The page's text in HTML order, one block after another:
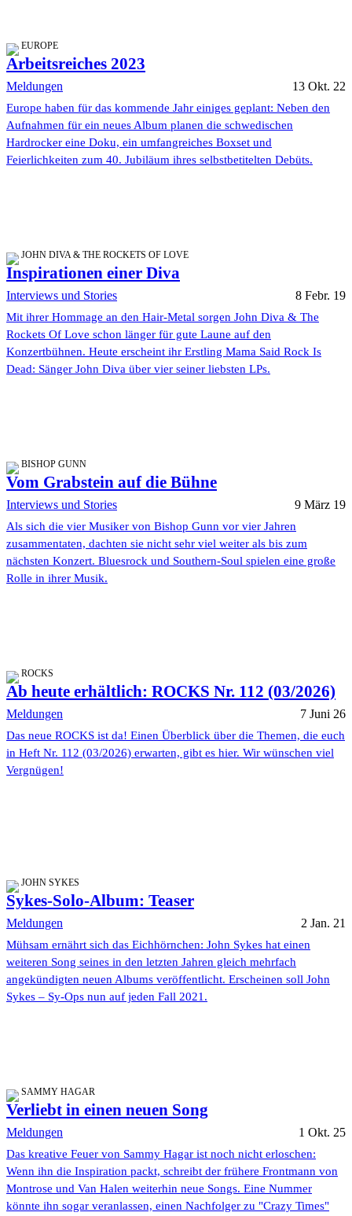
EUROPE
Arbeitsreiches 2023
Meldungen 13 Okt. 22
Europe haben für das kommende Jahr einiges geplant: Neben den
Aufnahmen für ein neues Album planen die schwedischen
Hardrocker eine Doku, ein umfangreiches Boxset und
Feierlichkeiten zum 40. Jubiläum ihres selbstbetitelten Debüts.
JOHN DIVA & THE ROCKETS OF LOVE
Inspirationen einer Diva
Interviews und Stories 8 Febr. 19
Mit ihrer Hommage an den Hair-Metal sorgen John Diva & The
Rockets Of Love schon länger für gute Laune auf den
Konzertbühnen. Heute erscheint ihr Erstling Mama Said Rock Is
Dead: Sänger John Diva über vier seiner liebsten LPs.
BISHOP GUNN
Vom Grabstein auf die Bühne
Interviews und Stories 9 März 19
Als sich die vier Musiker von Bishop Gunn vor vier Jahren
zusammentaten, dachten sie nicht sehr viel weiter als bis zum
nächsten Konzert. Bluesrock und Southern-Soul spielen eine große
Rolle in ihrer Musik.
ROCKS
Ab heute erhältlich: ROCKS Nr. 112 (03/2026)
Meldungen 7 Juni 26
Das neue ROCKS ist da! Einen Überblick über die Themen, die euch
in Heft Nr. 112 (03/2026) erwarten, gibt es hier. Wir wünschen viel
Vergnügen!
JOHN SYKES
Sykes-Solo-Album: Teaser
Meldungen 2 Jan. 21
Mühsam ernährt sich das Eichhörnchen: John Sykes hat einen
weiteren Song seines in den letzten Jahren gleich mehrfach
angekündigten neuen Albums veröffentlicht. Erscheinen soll John
Sykes – Sy-Ops nun auf jeden Fall 2021.
SAMMY HAGAR
Verliebt in einen neuen Song
Meldungen 1 Okt. 25
Das kreative Feuer von Sammy Hagar ist noch nicht erloschen:
Wenn ihn die Inspiration packt, schreibt der frühere Frontmann von
Montrose und Van Halen weiterhin neue Songs. Eine Nummer
könnte ihn sogar veranlassen, einen Nachfolger zu "Crazy Times"